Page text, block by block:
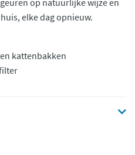
op natuurlijke wijze en
elke dag opnieuw.
kattenbakken